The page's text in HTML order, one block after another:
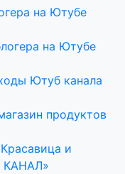
на Ютубе
на Ютубе
Ютуб канала
продуктов
и